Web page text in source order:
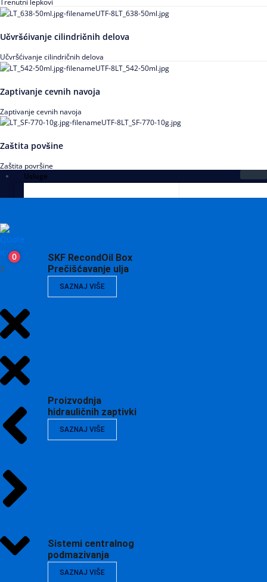
Trenutni lepkovi
Učvršćivanje cilindričnih delova
Učvršćivanje cilindričnih delova
Zaptivanje cevnih navoja
Zaptivanje cevnih navoja
Zaštita povšine
Zaštita površine
Usluge
SKF RecondOil Box
Prečišćavanje ulja
SAZNAJ VIŠE
Proizvodnja
hidrauličnih zaptivki
SAZNAJ VIŠE
Sistemi centralnog
podmazivanja
SAZNAJ VIŠE
0
X